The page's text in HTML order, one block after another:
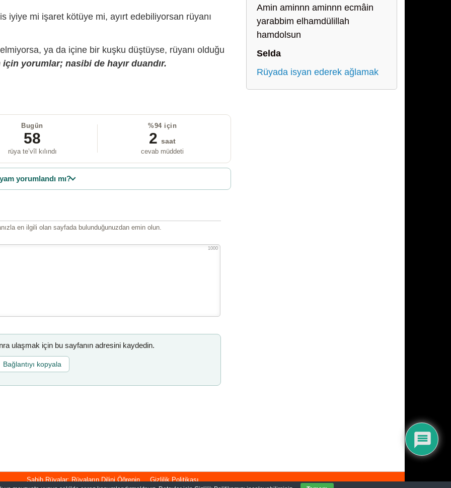
iyiye mi işaret kötüye mi, ayırt edebiliyorsan rüyanı
ya da içine bir kuşku düştüyse, rüyanı olduğu
yorumlar; nasibi de hayır duandır.
Bugün
58
rüya te’vîl kılındı
%94 için
2 saat
cevab müddeti
yorumlandı mı?
en ilgili olan sayfada bulunduğunuzdan emin olun.
1000
ulaşmak için bu sayfanın adresini kaydedin.
Bağlantıyı kopyala
Amin aminnn aminnn ecmâin
yarabbim elhamdülillah
hamdolsun
Selda
Rüyada isyan ederek ağlamak
Sahih Rüyalar: Rüyaların Dilini Öğrenin Gizlilik Politikası